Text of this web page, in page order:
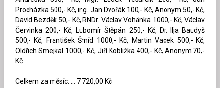
Procházka 500,- Kč, ing. Jan Dvořák 100,- Kč, Anonym 50,- Kč,
David Bezděk 50,- Kč, RNDr. Václav Vohánka 1000,- Kč, Václav
Červinka 200,- Kč, Lubomír Štěpán 250,- Kč, Dr. Ilja Baudyš
500,- Kč, František Šmíd 1000,- Kč, Martin Vacek 500,- Kč,
Oldřich Smejkal 1000,- Kč, Jiří Kobližka 400,- Kč, Anonym 70,-
Kč
Celkem za měsíc: ... 7 720,00 Kč